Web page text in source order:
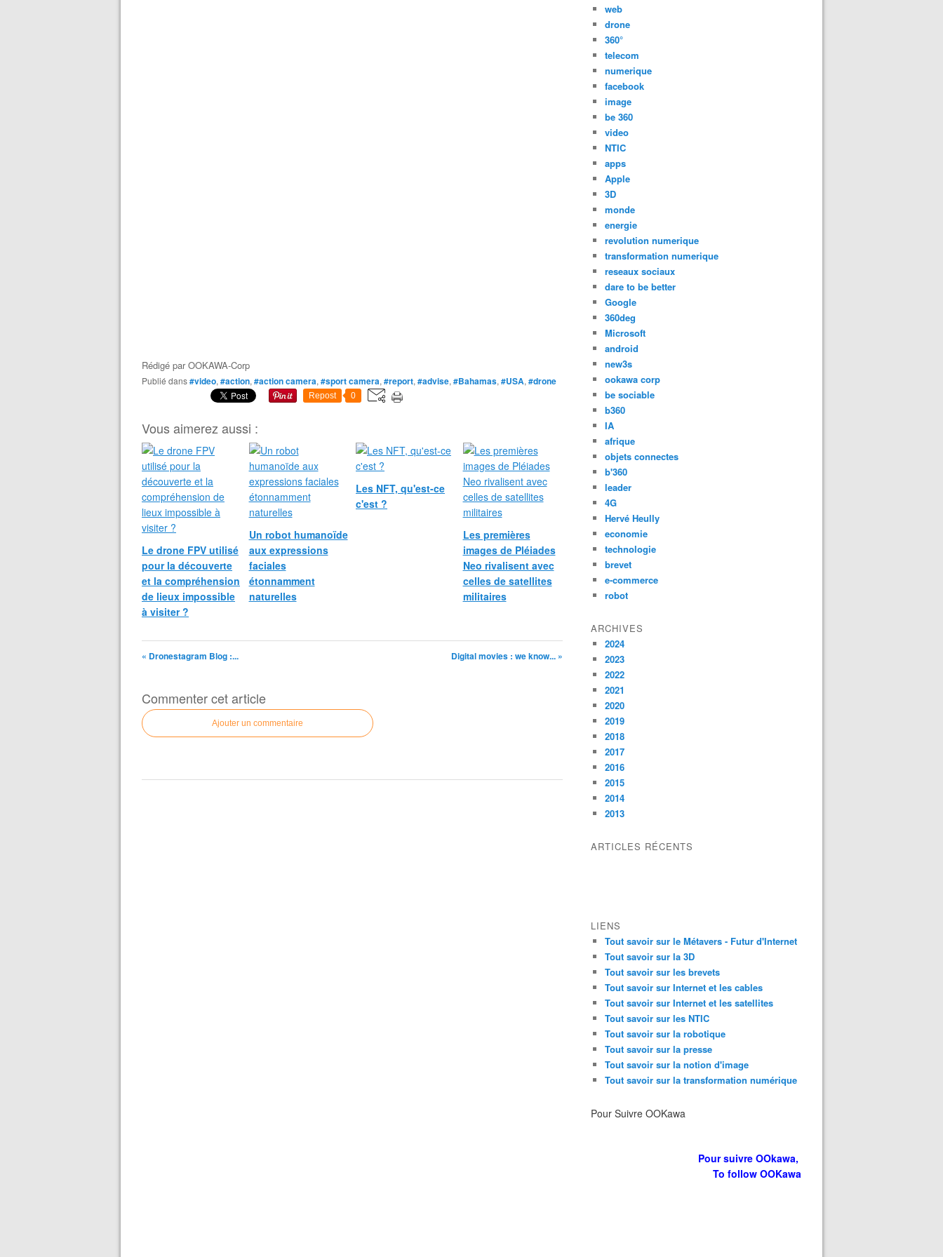
Rédigé parOOKAWA-Corp
Publié dans#video, #action, #action camera, #sport camera, #report, #advise, #Bahamas, #USA, #drone
Repost 0
Vous aimerez aussi :
Le drone FPV utilisé
pour la découverte
et la compréhension
de lieux impossible
à visiter ?
Un robot humanoïde
aux expressions
faciales
étonnamment
naturelles
Les NFT, qu'est-ce
c'est ?
Les premières
images de Pléiades
Neo rivalisent avec
celles de satellites
militaires
« Dronestagram Blog :... Digital movies : we know... »
Commenter cet article
Ajouter un commentaire
web
drone
360°
telecom
numerique
facebook
image
be 360
video
NTIC
apps
Apple
3D
monde
energie
revolution numerique
transformation numerique
reseaux sociaux
dare to be better
Google
360deg
Microsoft
android
new3s
ookawa corp
be sociable
b360
IA
afrique
objets connectes
b'360
leader
4G
Hervé Heully
economie
technologie
brevet
e-commerce
robot
ARCHIVES
2024
2023
2022
2021
2020
2019
2018
2017
2016
2015
2014
2013
ARTICLES RÉCENTS
LIENS
Tout savoir sur le Métavers - Futur d'Internet
Tout savoir sur la 3D
Tout savoir sur les brevets
Tout savoir sur Internet et les cables
Tout savoir sur Internet et les satellites
Tout savoir sur les NTIC
Tout savoir sur la robotique
Tout savoir sur la presse
Tout savoir sur la notion d'image
Tout savoir sur la transformation numérique
Pour Suivre OOKawa
Pour suivre OOkawa,
To follow OOKawa